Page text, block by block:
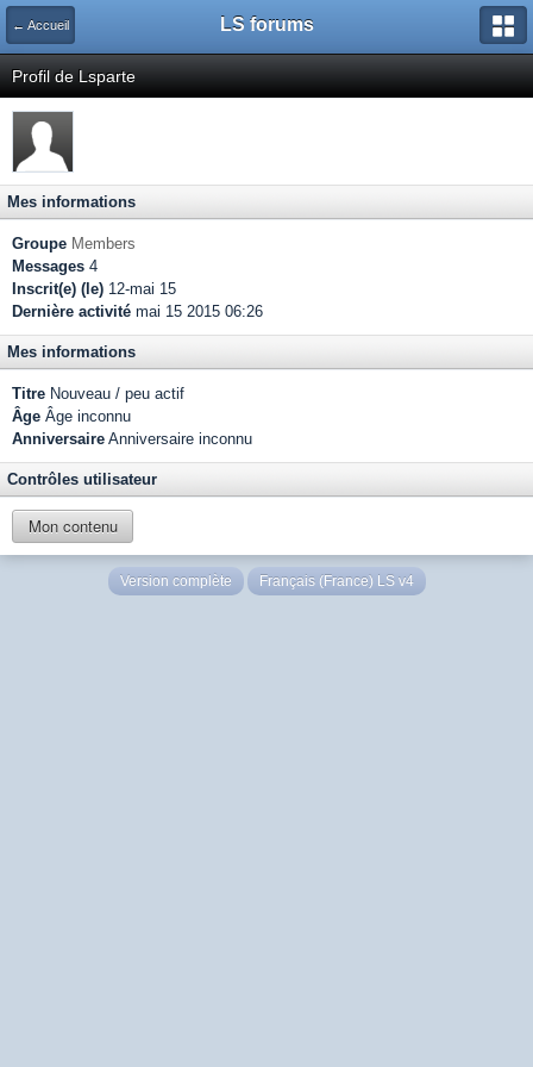
← Accueil LS forums
Profil de Lsparte
Mes informations
Groupe Members
Messages 4
Inscrit(e) (le) 12-mai 15
Dernière activité mai 15 2015 06:26
Mes informations
Titre Nouveau / peu actif
Âge Âge inconnu
Anniversaire Anniversaire inconnu
Contrôles utilisateur
Mon contenu
Version complète Français (France) LS v4